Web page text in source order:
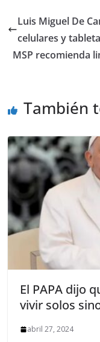
Luis Miguel De
celulares y
MSP recomienda
También
El PAPA dijo
vivir solos
abril 27, 2024